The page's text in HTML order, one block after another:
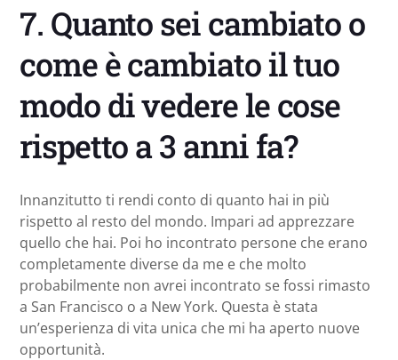
7. Quanto sei cambiato o
come è cambiato il tuo
modo di vedere le cose
rispetto a 3 anni fa?
Innanzitutto ti rendi conto di quanto hai in più
rispetto al resto del mondo. Impari ad apprezzare
quello che hai. Poi ho incontrato persone che erano
completamente diverse da me e che molto
probabilmente non avrei incontrato se fossi rimasto
a San Francisco o a New York. Questa è stata
un’esperienza di vita unica che mi ha aperto nuove
opportunità.